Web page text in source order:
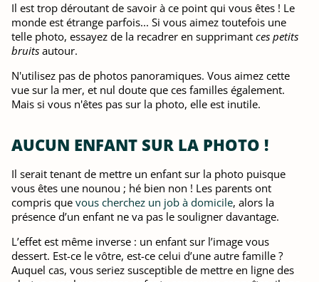
Il est trop déroutant de savoir à ce point qui vous êtes ! Le
monde est étrange parfois... Si vous aimez toutefois une
telle photo, essayez de la recadrer en supprimant ces petits
bruits autour.
N'utilisez pas de photos panoramiques. Vous aimez cette
vue sur la mer, et nul doute que ces familles également.
Mais si vous n'êtes pas sur la photo, elle est inutile.
AUCUN ENFANT SUR LA PHOTO !
Il serait tenant de mettre un enfant sur la photo puisque
vous êtes une nounou ; hé bien non ! Les parents ont
compris que vous cherchez un job à domicile, alors la
présence d’un enfant ne va pas le souligner davantage.
L’effet est même inverse : un enfant sur l’image vous
dessert. Est-ce le vôtre, est-ce celui d’une autre famille ?
Auquel cas, vous seriez susceptible de mettre en ligne des